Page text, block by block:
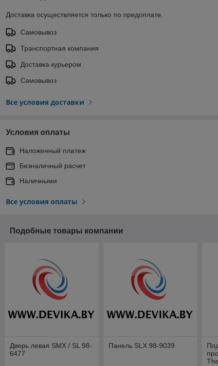
Доставка осуществляется только по предоплате.
Самовывоз
Транспортная компания
Доставка курьером
Самовывоз
Все условия доставки
Условия оплаты
Наложенный платеж
Безналичный расчет
Наличными
Все условия оплаты
Подобные товары компании
Дверь левая SMX / SL 98-
6477
Панель SLX 98-9039